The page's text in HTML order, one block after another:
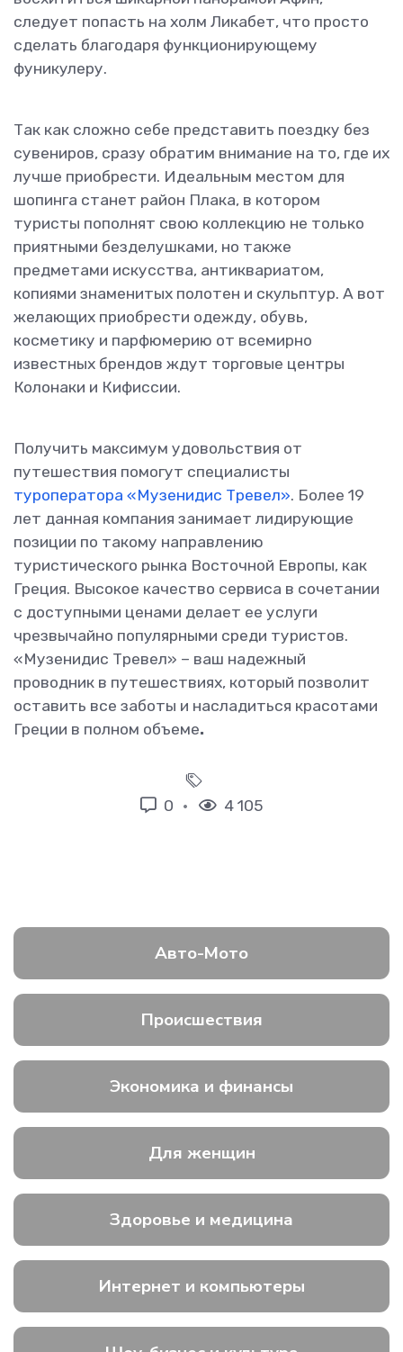
следует попасть на холм Ликабет, что просто
сделать благодаря функционирующему
фуникулеру.
Так как сложно себе представить поездку без
сувениров, сразу обратим внимание на то, где их
лучше приобрести. Идеальным местом для
шопинга станет район Плака, в котором
туристы пополнят свою коллекцию не только
приятными безделушками, но также
предметами искусства, антиквариатом,
копиями знаменитых полотен и скульптур. А вот
желающих приобрести одежду, обувь,
косметику и парфюмерию от всемирно
известных брендов ждут торговые центры
Колонаки и Кифиссии.
Получить максимум удовольствия от
путешествия помогут специалисты
туроператора «Музенидис Тревел». Более 19
лет данная компания занимает лидирующие
позиции по такому направлению
туристического рынка Восточной Европы, как
Греция. Высокое качество сервиса в сочетании
с доступными ценами делает ее услуги
чрезвычайно популярными среди туристов.
«Музенидис Тревел» – ваш надежный
проводник в путешествиях, который позволит
оставить все заботы и насладиться красотами
Греции в полном объеме.
0 4 105
Авто-Мото
Происшествия
Экономика и финансы
Для женщин
Здоровье и медицина
Интернет и компьютеры